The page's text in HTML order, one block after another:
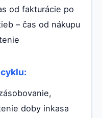
od fakturácie po
– čas od nákupu
doby inkasa